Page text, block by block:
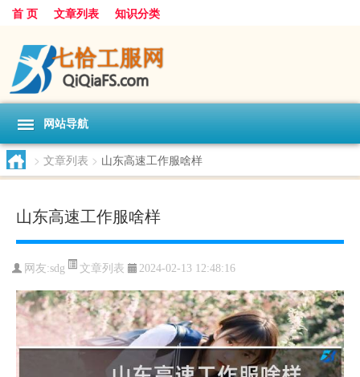
首 页 文章列表 知识分类
网站导航
> 文章列表 > 山东高速工作服啥样
山东高速工作服啥样
网友:sdg 文章列表 2024-02-13 12:48:16